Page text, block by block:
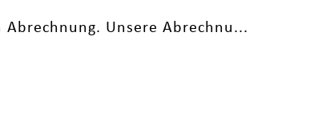
Unsere Abrechnu...